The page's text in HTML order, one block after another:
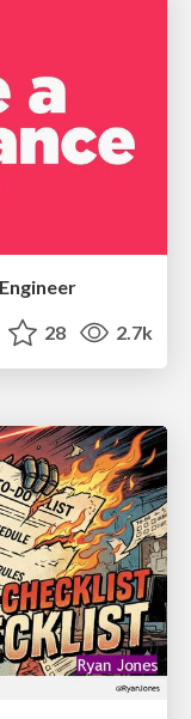
28 2.7k